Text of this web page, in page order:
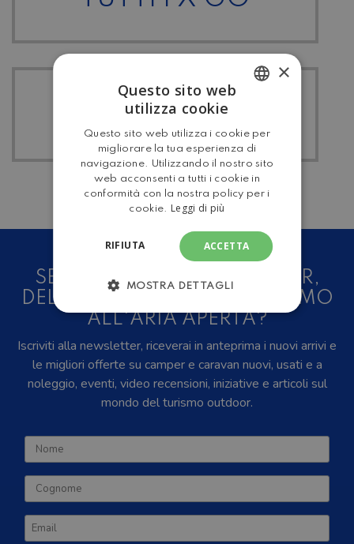
TUTTI I
MANSARDATO
SEI UN AMANTE DEL CAMPER,
DELLE CARAVAN E DEL TURISMO
ALL'ARIA APERTA?
Iscriviti alla newsletter, riceverai in anteprima i nuovi arrivi e
le migliori offerte su camper e caravan nuovi, usati e a
noleggio, eventi, video recensioni, iniziative e articoli sul
mondo del turismo outdoor.
ENGLISH
×
Questo sito web
utilizza cookie
Questo sito web utilizza i cookie per
migliorare la tua esperienza di
navigazione. Utilizzando il nostro sito
web acconsenti a tutti i cookie in
conformità con la nostra policy per i
cookie. Leggi di più
ACCETTA
RIFIUTA
MOSTRA DETTAGLI